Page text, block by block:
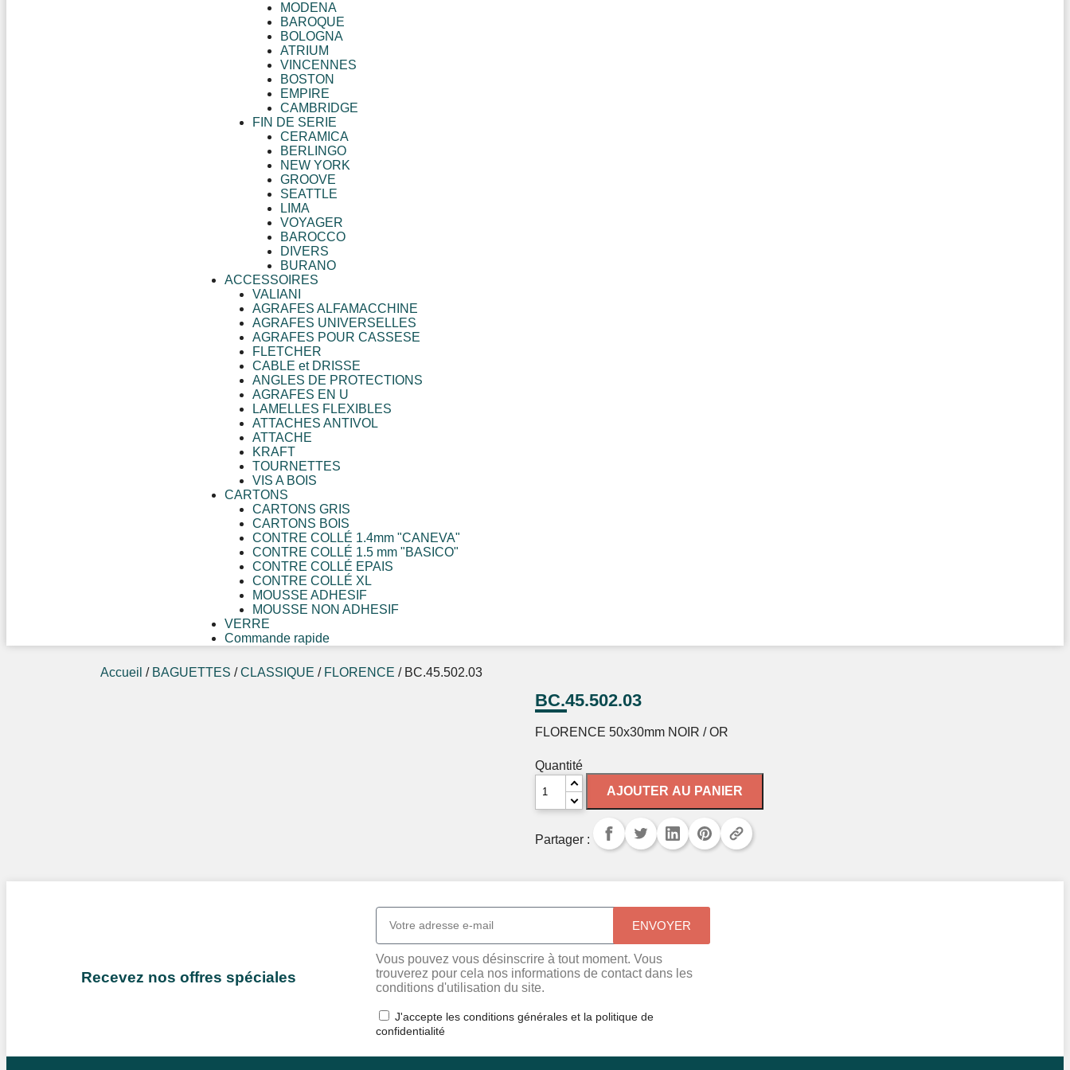
MODENA
BAROQUE
BOLOGNA
ATRIUM
VINCENNES
BOSTON
EMPIRE
CAMBRIDGE
FIN DE SERIE
CERAMICA
BERLINGO
NEW YORK
GROOVE
SEATTLE
LIMA
VOYAGER
BAROCCO
DIVERS
BURANO
ACCESSOIRES
VALIANI
AGRAFES ALFAMACCHINE
AGRAFES UNIVERSELLES
AGRAFES POUR CASSESE
FLETCHER
CABLE et DRISSE
ANGLES DE PROTECTIONS
AGRAFES EN U
LAMELLES FLEXIBLES
ATTACHES ANTIVOL
ATTACHE
KRAFT
TOURNETTES
VIS A BOIS
CARTONS
CARTONS GRIS
CARTONS BOIS
CONTRE COLLÉ 1.4mm "CANEVA"
CONTRE COLLÉ 1.5 mm "BASICO"
CONTRE COLLÉ EPAIS
CONTRE COLLÉ XL
MOUSSE ADHESIF
MOUSSE NON ADHESIF
VERRE
Commande rapide
Accueil / BAGUETTES /CLASSIQUE / FLORENCE / BC.45.502.03
BC.45.502.03
FLORENCE 50x30mm NOIR / OR
Quantité
AJOUTER AU PANIER
Partager :
Recevez nos offres spéciales
Vous pouvez vous désinscrire à tout moment. Vous
trouverez pour cela nos informations de contact dans les
conditions d'utilisation du site.
J'accepte les conditions générales et la politique de
confidentialité
ENVOYER